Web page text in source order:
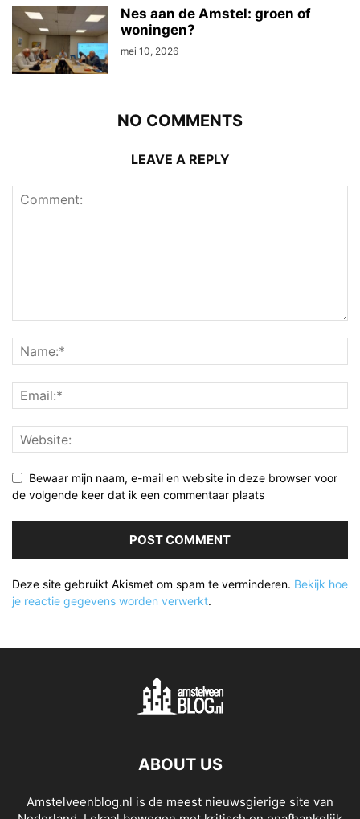
Nes aan de Amstel: groen of
woningen?
mei 10, 2026
NO COMMENTS
LEAVE A REPLY
Bewaar mijn naam, e-mail en website in deze browser voor
de volgende keer dat ik een commentaar plaats
Deze site gebruikt Akismet om spam te verminderen. Bekijk hoe
je reactie gegevens worden verwerkt.
ABOUT US
Amstelveenblog.nl is de meest nieuwsgierige site van